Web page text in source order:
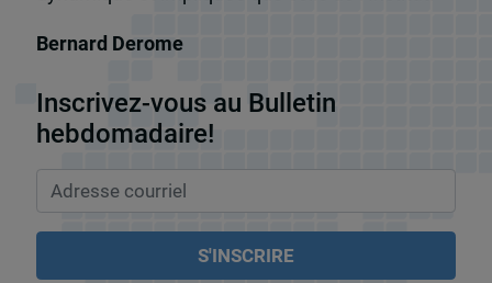
Bernard Derome
Inscrivez-vous au Bulletin
hebdomadaire!